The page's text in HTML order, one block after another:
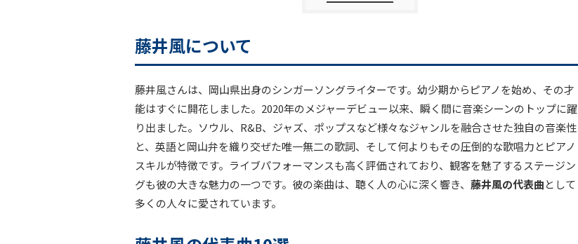
藤井風について
藤井風さんは、岡山県出身のシンガーソングライターです。幼少期からピアノを始め、その才
能はすぐに開花しました。2020年のメジャーデビュー以来、瞬く間に音楽シーンのトップに躍
り出ました。ソウル、R&B、ジャズ、ポップスなど様々なジャンルを融合させた独自の音楽性
と、英語と岡山弁を織り交ぜた唯一無二の歌詞、そして何よりもその圧倒的な歌唱力とピアノ
スキルが特徴です。ライブパフォーマンスも高く評価されており、観客を魅了するステージン
グも彼の大きな魅力の一つです。彼の楽曲は、聴く人の心に深く響き、 藤井風の代表曲として
多くの人々に愛されています。